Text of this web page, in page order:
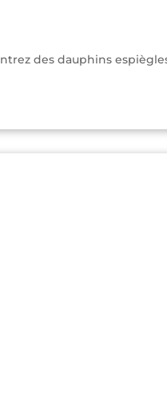
des dauphins